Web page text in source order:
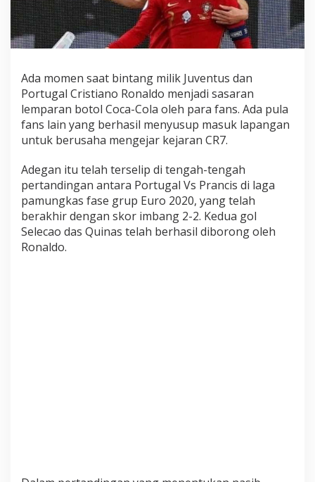
i
a
n
o
o
n
l
d
o
e
n
d
a
p
Ada momen saat bintang milik Juventus dan
Portugal Cristiano Ronaldo menjadi sasaran
lemparan botol Coca-Cola oleh para fans. Ada pula
fans lain yang berhasil menyusup masuk lapangan
untuk berusaha mengejar kejaran CR7.
Adegan itu telah terselip di tengah-tengah
pertandingan antara Portugal Vs Prancis di laga
pamungkas fase grup Euro 2020, yang telah
berakhir dengan skor imbang 2-2. Kedua gol
Selecao das Quinas telah berhasil diborong oleh
Ronaldo.